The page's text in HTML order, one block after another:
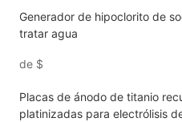
Generador de hipoclorito de
tratar agua
de $
Placas de ánodo de titanio
platinizadas para electrólisis